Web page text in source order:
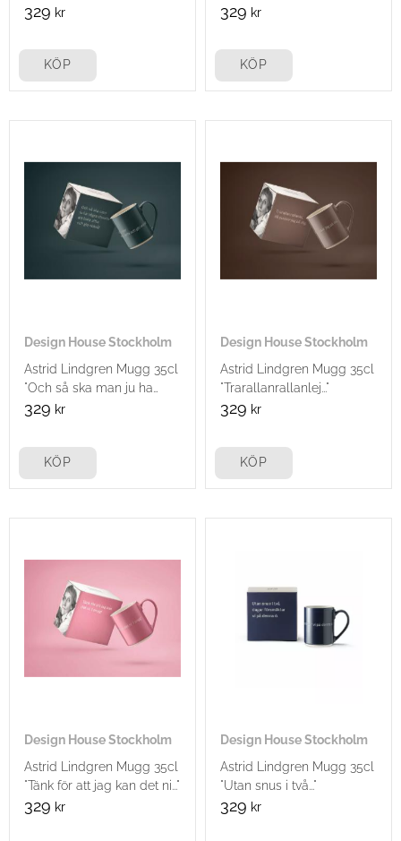
vackrare..."
329 kr
KÖP
i sig..."
329 kr
KÖP
Design House Stockholm
Astrid Lindgren Mugg 35cl
"Och så ska man ju ha
några stunder..."
329 kr
KÖP
Design House Stockholm
Astrid Lindgren Mugg 35cl
"Trarallanrallanlej..."
329 kr
KÖP
Design House Stockholm
Astrid Lindgren Mugg 35cl
"Tänk för att jag kan det ni..."
329 kr
Design House Stockholm
Astrid Lindgren Mugg 35cl
"Utan snus i två..."
329 kr